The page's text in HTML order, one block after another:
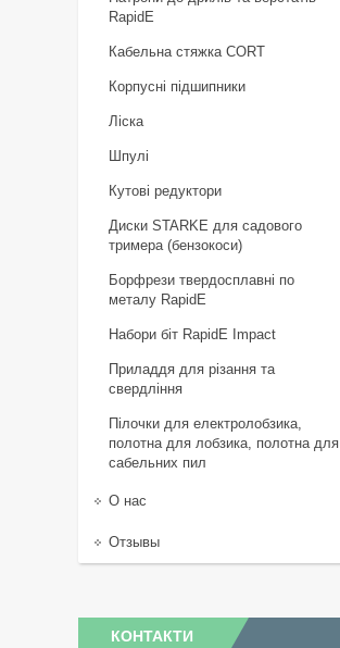
RapidE
Кабельна стяжка СORT
Корпусні підшипники
Ліска
Шпулі
Кутові редуктори
Диски STARKE для садового
тримера (бензокоси)
Борфрези твердосплавні по
металу RapidE
Набори біт RapidE Impact
Приладдя для різання та
свердління
Пілочки для електролобзика,
полотна для лобзика, полотна для
сабельних пил
О нас
Отзывы
КОНТАКТИ